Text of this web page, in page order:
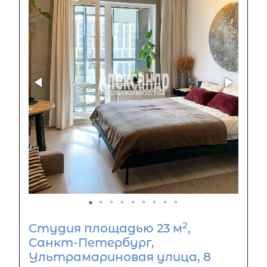
Студия площадью 23 м2,
Санкт-Петербург,
Ультрамариновая улица, 8